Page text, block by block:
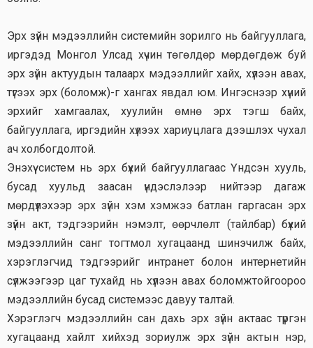
Эрх зүйн мэдээллийн системийн зорилго нь байгууллага,
иргэдэд Монгол Улсад хүчин төгөлдөр мөрдөгдөж буй
эрх зүйн актуудын талаарх мэдээллийг хайх, хүлээн авах,
түгээх эрх (боломж)-г хангах явдал юм. Ингэснээр хүний
эрхийг хамгаалах, хуулийн өмнө эрх тэгш байх,
байгууллага, иргэдийн хүлээх хариуцлага дээшлэх чухал
ач холбогдолтой.
Энэхүү систем нь эрх бүхий байгууллагаас Үндсэн хууль,
бусад хуульд заасан үндэслэлээр нийтээр дагаж
мөрдүүлэхээр эрх зүйн хэм хэмжээ батлан гаргасан эрх
зүйн акт, тэдгээрийн нэмэлт, өөрчлөлт (тайлбар) бүхий
мэдээллийн санг тогтмол хугацаанд шинэчилж байх,
хэрэглэгчид тэдгээрийг интранет болон интернетийн
сүлжээгээр цаг тухайд нь хүлээн авах боломжтойгоороо
мэдээллийн бусад системээс давуу талтай.
Хэрэглэгч мэдээллийн сан дахь эрх зүйн актаас түргэн
хугацаанд хайлт хийхэд зориулж эрх зүйн актын нэр,